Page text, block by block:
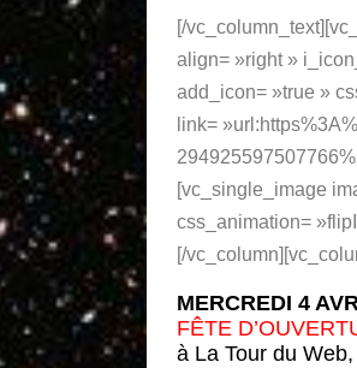
[/
align= »right »
add_icon= »true »
link=
[vc_single_image
css_animation=
[/
MERCREDI 4
FÊTE
à La Tour du